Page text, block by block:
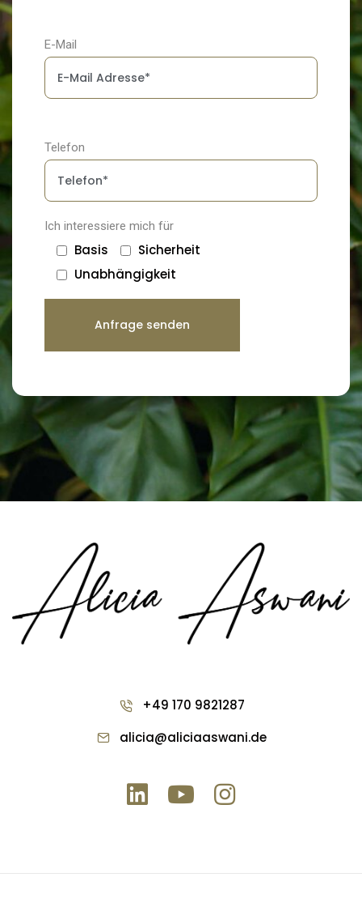
E-Mail
Telefon
Ich interessiere mich für
Basis
Sicherheit
Unabhängigkeit
+49 170 9821287
alicia@aliciaaswani.de